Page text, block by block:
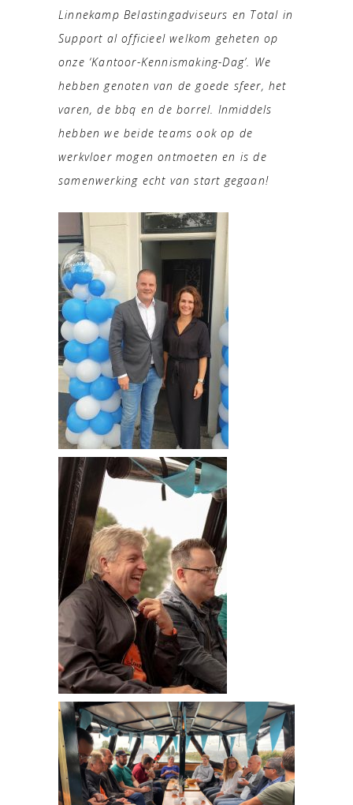
Linnekamp Belastingadviseurs en Total in
Support al officieel welkom geheten op
onze ‘Kantoor-Kennismaking-Dag’. We
hebben genoten van de goede sfeer, het
varen, de bbq en de borrel. Inmiddels
hebben we beide teams ook op de
werkvloer mogen ontmoeten en is de
samenwerking echt van start gegaan!